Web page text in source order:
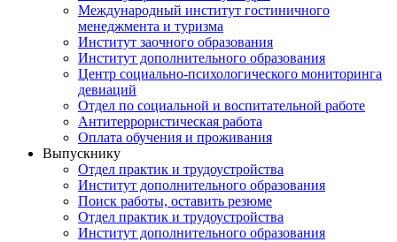
Международный институт гостиничного
менеджмента и туризма
Институт заочного образования
Институт дополнительного образования
Центр социально-психологического мониторинга
девиаций
Отдел по социальной и воспитательной работе
Антитеррористическая работа
Оплата обучения и проживания
Выпускнику
Отдел практик и трудоустройства
Институт дополнительного образования
Поиск работы, оставить резюме
Отдел практик и трудоустройства
Институт дополнительного образования